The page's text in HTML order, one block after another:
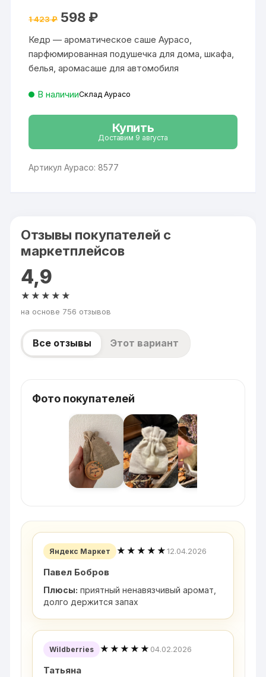
на основе
пользовател
ей
1 423₽ Первоначальная
цена
1
423 ₽.
598 ₽Текущая
Кедр — ароматическое саше Аурасо,
парфюмированная подушечка для дома, шкафа,
белья, аромасаше для автомобиля
В наличииСклад Аурасо
Купить
Доставим 9 августа
Артикул Аурасо: 8577
Отзывы покупателей с
маркетплейсов
4,9
★★★★★
на основе 756 отзывов
Все отзывы Этот вариант
Фото покупателей
Яндекс Маркет ★★★★★12.04.2026
Павел Бобров
Плюсы: приятный ненавязчивый аромат,
долго держится запах
Wildberries ★★★★★ 04.02.2026
Татьяна